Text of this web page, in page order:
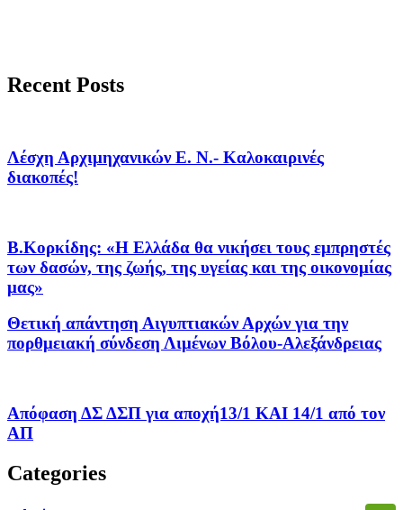
Recent Posts
Λέσχη Αρχιμηχανικών Ε. Ν.- Καλοκαιρινές
διακοπές!
Β.Κορκίδης: «Η Ελλάδα θα νικήσει τους εμπρηστές
των δασών, της ζωής, της υγείας και της οικονομίας
μας»
Θετική απάντηση Αιγυπτιακών Αρχών για την
πορθμειακή σύνδεση Λιμένων Βόλου-Αλεξάνδρειας
Απόφαση ΔΣ ΔΣΠ για αποχή13/1 ΚΑΙ 14/1 από τον
ΑΠ
Categories